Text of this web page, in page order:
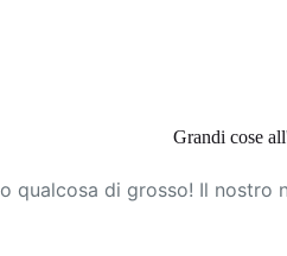
Grandi cose
qualcosa di grosso! Il nostro